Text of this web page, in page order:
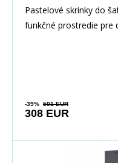
Pastelové skrinky do
funkčné prostredie pre
-39% 501 EUR
308 EUR